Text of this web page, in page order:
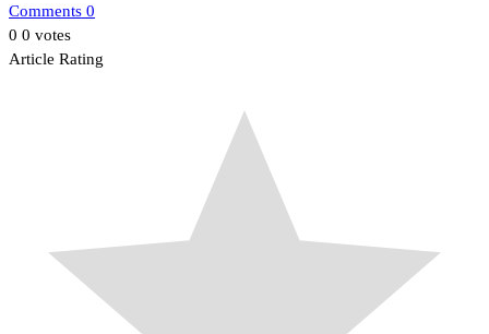
Comments 0
0 0 votes
Article Rating